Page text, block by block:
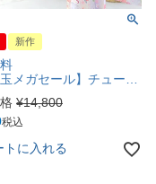
新作
+着物ワンピースセット 七五三 753 女の子 キッズ 被布エプロン エプロン着物 着物風 アンティーク柄 花柄 古典柄 赤 ピンク オレンジ 青 キャサリンコテージ TAK
¥14,800
税込
トに入れる